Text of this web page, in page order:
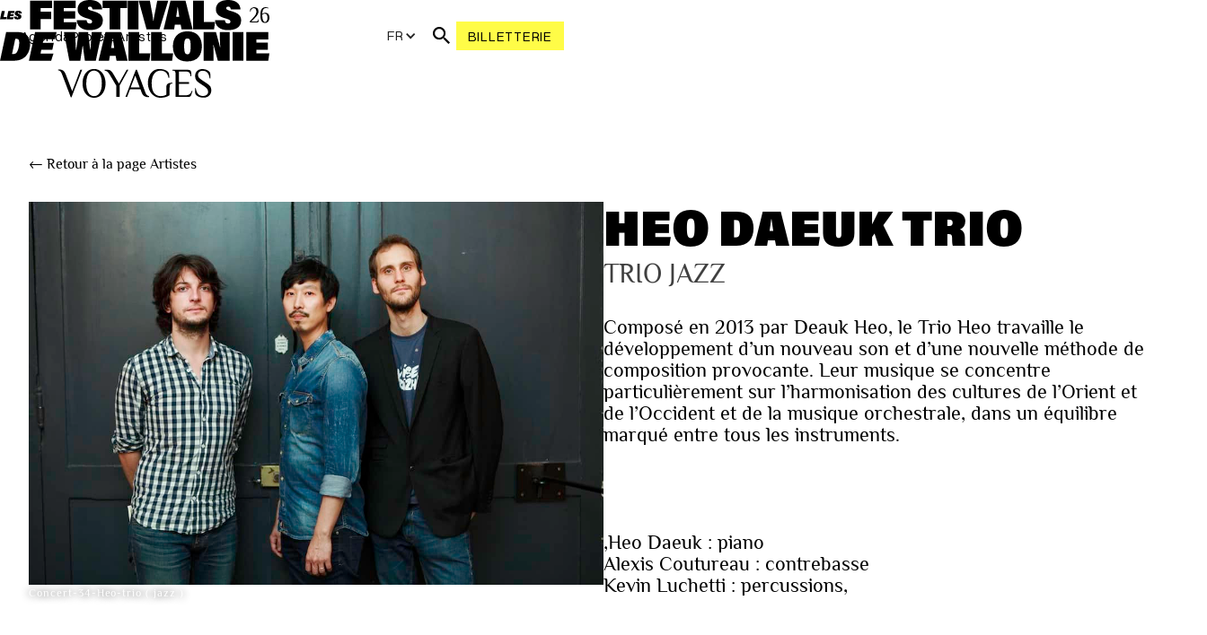
AgendaProjetsArtistes FR BILLETTERIE
← Retour à la page Artistes
Concert-34-Heo-trio ( jazz )
HEO DAEUK TRIO
TRIO JAZZ
Composé en 2013 par Deauk Heo, le Trio Heo travaille le
développement d’un nouveau son et d’une nouvelle méthode de
composition provocante. Leur musique se concentre
particulièrement sur l’harmonisation des cultures de l’Orient et
de l’Occident et de la musique orchestrale, dans un équilibre
marqué entre tous les instruments.
,Heo Daeuk : piano
Alexis Coutureau : contrebasse
Kevin Luchetti : percussions,